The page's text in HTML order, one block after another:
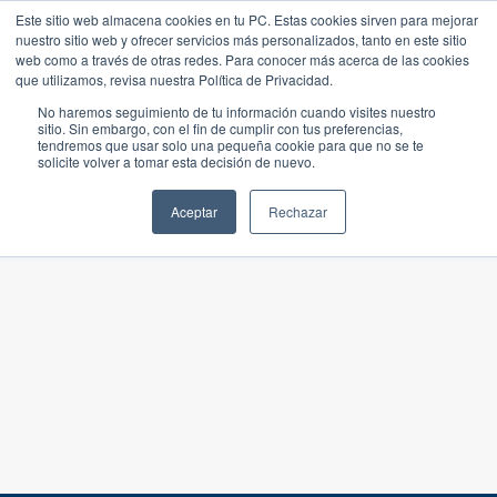
Este sitio web almacena cookies en tu PC. Estas cookies sirven para mejorar
nuestro sitio web y ofrecer servicios más personalizados, tanto en este sitio
web como a través de otras redes. Para conocer más acerca de las cookies
que utilizamos, revisa nuestra Política de Privacidad.
No haremos seguimiento de tu información cuando visites nuestro
sitio. Sin embargo, con el fin de cumplir con tus preferencias,
tendremos que usar solo una pequeña cookie para que no se te
solicite volver a tomar esta decisión de nuevo.
Aceptar Rechazar